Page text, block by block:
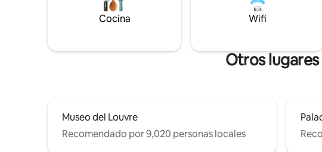
Cocina Wifi
Otros
Museo del Louvre
Recomendado por 9,020 personas locales